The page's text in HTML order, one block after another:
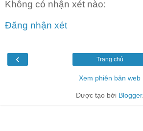
Không có nhận xét nào:
Đăng nhận xét
‹ Trang chủ
Xem phiên bản web
Được tạo bởi Blogger.